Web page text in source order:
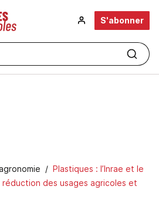
S'abonner
Plastiques : l’Inrae et le
réduction des usages agricoles et